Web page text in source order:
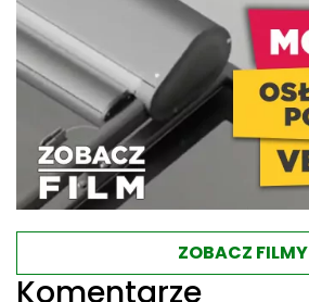
ZOBACZ FILMY
Komentarze
Dodaj komentarz